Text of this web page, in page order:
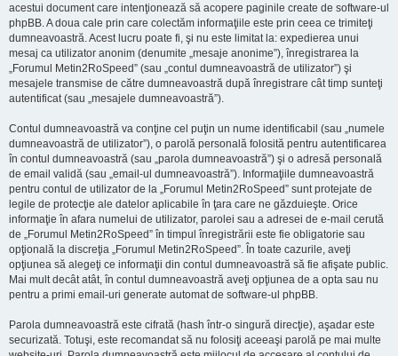
acestui document care intenţionează să acopere paginile create de software-ul
phpBB. A doua cale prin care colectăm informaţiile este prin ceea ce trimiteţi
dumneavoastră. Acest lucru poate fi, şi nu este limitat la: expedierea unui
mesaj ca utilizator anonim (denumite „mesaje anonime”), înregistrarea la
„Forumul Metin2RoSpeed” (sau „contul dumneavoastră de utilizator”) şi
mesajele transmise de către dumneavoastră după înregistrare cât timp sunteţi
autentificat (sau „mesajele dumneavoastră”).
Contul dumneavoastră va conţine cel puţin un nume identificabil (sau „numele
dumneavoastră de utilizator”), o parolă personală folosită pentru autentificarea
în contul dumneavoastră (sau „parola dumneavoastră”) şi o adresă personală
de email validă (sau „email-ul dumneavoastră”). Informaţiile dumneavoastră
pentru contul de utilizator de la „Forumul Metin2RoSpeed” sunt protejate de
legile de protecţie ale datelor aplicabile în ţara care ne găzduieşte. Orice
informaţie în afara numelui de utilizator, parolei sau a adresei de e-mail cerută
de „Forumul Metin2RoSpeed” în timpul înregistrării este fie obligatorie sau
opţională la discreţia „Forumul Metin2RoSpeed”. În toate cazurile, aveţi
opţiunea să alegeţi ce informaţii din contul dumneavoastră să fie afişate public.
Mai mult decât atât, în contul dumneavoastră aveţi opţiunea de a opta sau nu
pentru a primi email-uri generate automat de software-ul phpBB.
Parola dumneavoastră este cifrată (hash într-o singură direcţie), aşadar este
securizată. Totuşi, este recomandat să nu folosiţi aceeaşi parolă pe mai multe